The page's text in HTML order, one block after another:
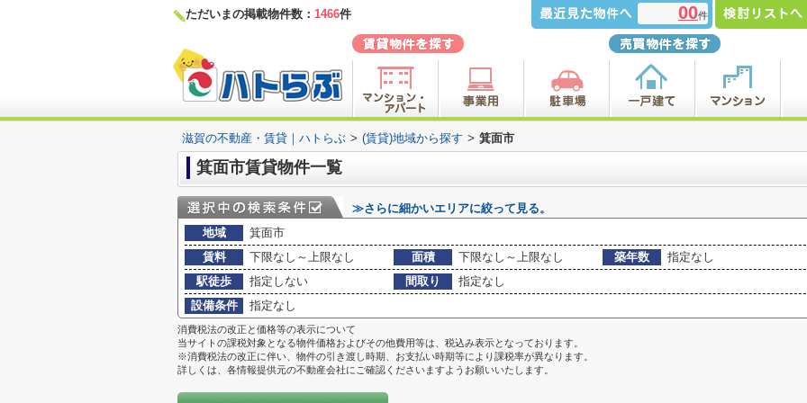
ただいまの掲載物件数： 1466件 00件
滋賀の不動産・賃貸｜ハトらぶ > (賃貸)地域から探す > 箕面市
箕面市賃貸物件一覧
≫さらに細かいエリアに絞って見る。
地域
箕面市
賃料
下限なし～上限なし 面積 下限なし～上限なし 築年数
指定なし
駅徒歩
指定しない 間取り
指定なし
設備条件
指定なし
消費税法の改正と価格等の表示について
当サイトの課税対象となる物件価格およびその他費用等は、税込み表示となっております。
※消費税法の改正に伴い、物件の引き渡し時期、お支払い時期等により課税率が異なります。
詳しくは、各情報提供元の不動産会社にご確認くださいますようお願いいたします。